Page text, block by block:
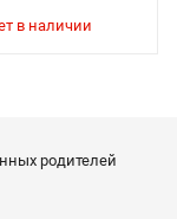
родителей